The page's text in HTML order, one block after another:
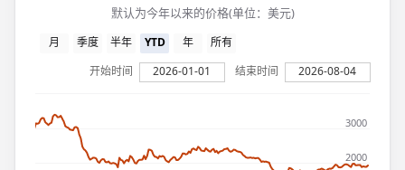
默认为今年以来的价格(单位：美元)
2000
3000
月 季度 半年 YTD 年
所有
开始时间
2026-01-01 结束时间 2026-08-04